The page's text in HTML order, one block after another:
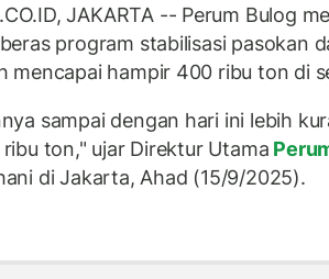
JAKARTA -- Perum Bulog
program stabilisasi pasokan
mencapai hampir 400 ribu ton di
sampai dengan hari ini lebih
ton," ujar Direktur Utama
di Jakarta, Ahad (15/9/2025).